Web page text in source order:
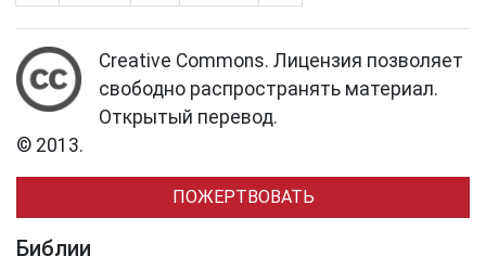
Creative Commons. Лицензия позволяет
свободно распространять материал.
Открытый перевод.
© 2013.
ПОЖЕРТВОВАТЬ
Библии